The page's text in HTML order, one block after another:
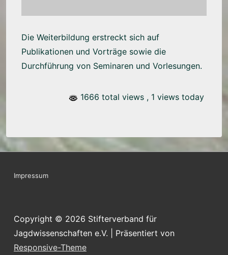
Die Weiterbildung erstreckt sich auf
Publikationen und Vorträge sowie die
Durchführung von Seminaren und Vorlesungen.
1666 total views , 1 views today
Footer-
Impressum
Copyright © 2026 Stifterverband für
Jagdwissenschaften e.V.
| Präsentiert von
Responsive-Theme